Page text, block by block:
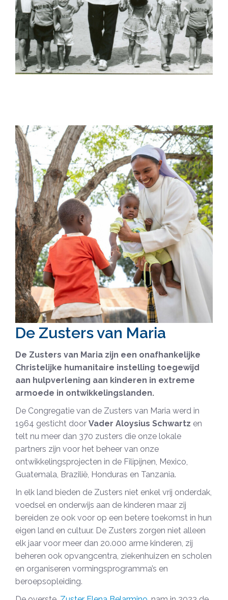
De Zusters van Maria
De Zusters van Maria zijn een onafhankelijke
Christelijke humanitaire instelling toegewijd
aan hulpverlening aan kinderen in extreme
armoede in ontwikkelingslanden.
De Congregatie van de Zusters van Maria werd in
1964 gesticht door Vader Aloysius Schwartz en
telt nu meer dan 370 zusters die onze lokale
partners zijn voor het beheer van onze
ontwikkelingsprojecten in de Filipijnen, Mexico,
Guatemala, Brazilië, Honduras en Tanzania.
In elk land bieden de Zusters niet enkel vrij onderdak,
voedsel en onderwijs aan de kinderen maar zij
bereiden ze ook voor op een betere toekomst in hun
eigen land en cultuur. De Zusters zorgen niet alleen
elk jaar voor meer dan 20.000 arme kinderen, zij
beheren ook opvangcentra, ziekenhuizen en scholen
en organiseren vormingsprogramma’s en
beroepsopleiding.